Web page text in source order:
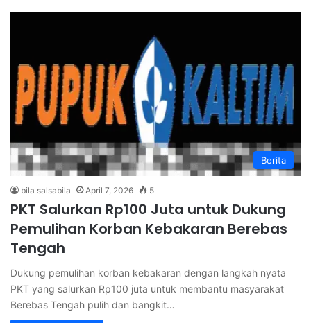
Berita
bila salsabila April 7, 2026 5
PKT Salurkan Rp100 Juta untuk Dukung
Pemulihan Korban Kebakaran Berebas
Tengah
Dukung pemulihan korban kebakaran dengan langkah nyata
PKT yang salurkan Rp100 juta untuk membantu masyarakat
Berebas Tengah pulih dan bangkit…